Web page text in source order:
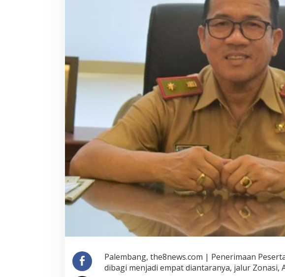
Palembang, the8news.com | Penerimaan
dibagi menjadi empat diantaranya, jalur Zonasi,